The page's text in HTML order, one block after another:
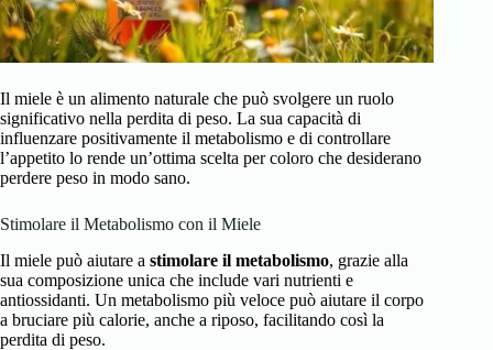
Il miele è un alimento naturale che può svolgere un ruolo
significativo nella perdita di peso. La sua capacità di
influenzare positivamente il metabolismo e di controllare
l’appetito lo rende un’ottima scelta per coloro che desiderano
perdere peso in modo sano.
Stimolare il Metabolismo con il Miele
Il miele può aiutare a stimolare il metabolismo, grazie alla
sua composizione unica che include vari nutrienti e
antiossidanti. Un metabolismo più veloce può aiutare il corpo
a bruciare più calorie, anche a riposo, facilitando così la
perdita di peso.